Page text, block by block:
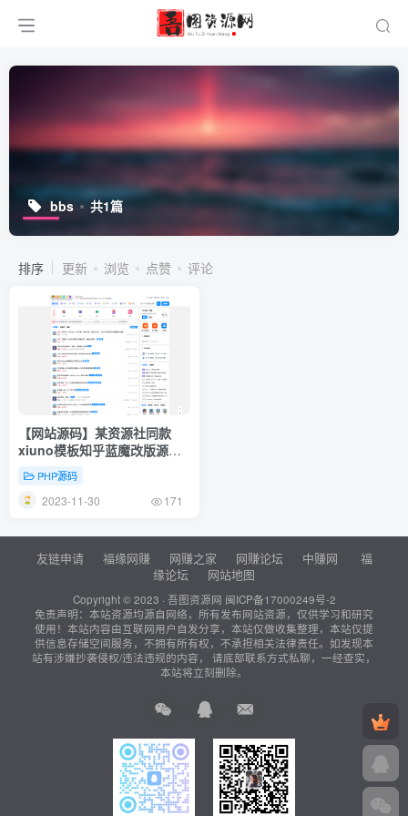
bbs 共1篇
排序 更新 浏览 点赞 评论
【网站源码】某资源社同款
xiuno模板知乎蓝魔改版源码
附多个插件
PHP源码
2023-11-30 171
友链申请 福缘网赚 网赚之家 网赚论坛 中赚网
福
缘论坛
网站地图
Copyright © 2023 · 吾图资源网 闽ICP备17000249号-2
免责声明：本站资源均源自网络，所有发布网站资源，仅供学习和研究
使用！本站内容由互联网用户自发分享，本站仅做收集整理，本站仅提
供信息存储空间服务，不拥有所有权，不承担相关法律责任。如发现本
站有涉嫌抄袭侵权/违法违规的内容， 请底部联系方式私聊，一经查实，
本站将立刻删除。